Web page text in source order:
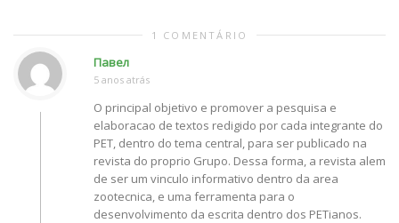
1 COMENTÁRIO
Павел
5 anos atrás
O principal objetivo e promover a pesquisa e
elaboracao de textos redigido por cada integrante do
PET, dentro do tema central, para ser publicado na
revista do proprio Grupo. Dessa forma, a revista alem
de ser um vinculo informativo dentro da area
zootecnica, e uma ferramenta para o
desenvolvimento da escrita dentro dos PETianos.